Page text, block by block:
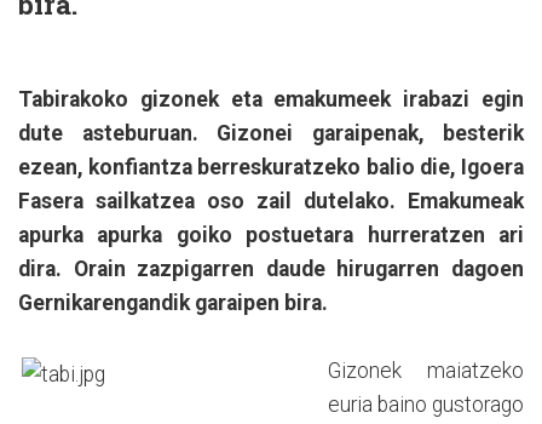
Tabirakoko gizonek eta emakumeek irabazi egin
dute asteburuan. Gizonei garaipenak, besterik
ezean, konfiantza berreskuratzeko balio die, Igoera
Fasera sailkatzea oso zail dutelako. Emakumeak
apurka apurka goiko postuetara hurreratzen ari
dira. Orain zazpigarren daude hirugarren dagoen
Gernikarengandik garaipen bira.
Gizonek maiatzeko
euria baino gustorago